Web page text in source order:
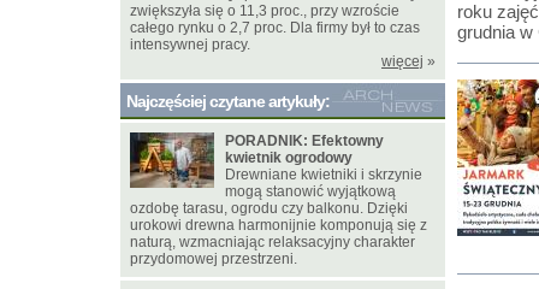
roku
grudnia w
zwiększyła się o 11,3 proc., przy wzroście
całego rynku o 2,7 proc. Dla firmy był to czas
intensywnej pracy.
więcej »
Najczęściej czytane artykuły:
PORADNIK: Efektowny
kwietnik ogrodowy
Drewniane kwietniki i skrzynie
mogą stanowić wyjątkową
ozdobę tarasu, ogrodu czy balkonu. Dzięki
urokowi drewna harmonijnie komponują się z
naturą, wzmacniając relaksacyjny charakter
przydomowej przestrzeni.